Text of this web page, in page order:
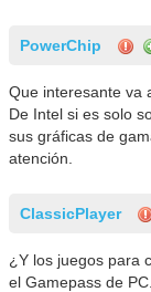
PowerChip
Que interesante va
De Intel si es solo
sus gráficas de
atención.
ClassicPlayer
¿Y los juegos para
el Gamepass de PC.